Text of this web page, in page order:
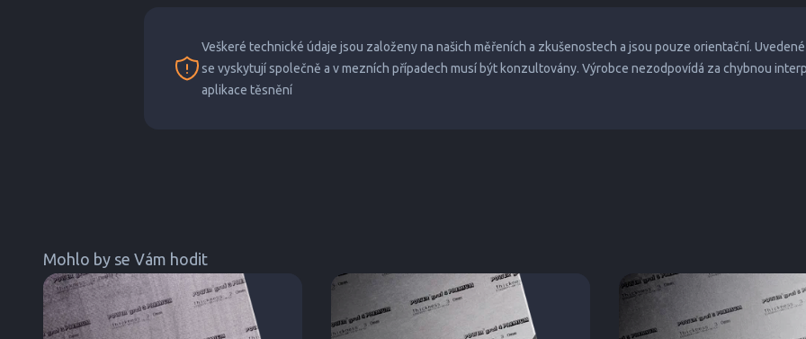
Veškeré technické údaje jsou založeny na našich měřeních a zkušenostech a jsou pouze orientační.
se vyskytují společně a v mezních případech musí být konzultovány. Výrobce nezodpovídá za chybnou
aplikace těsnění
Mohlo by se Vám hodit